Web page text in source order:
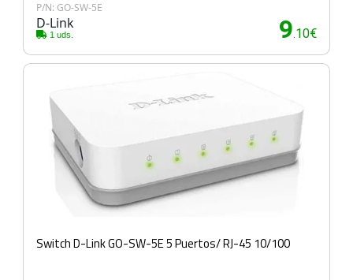
P/N: GO-SW-5E
D-Link
1 uds. 9.10€
Switch D-Link GO-SW-5E 5 Puertos/ RJ-45 10/100